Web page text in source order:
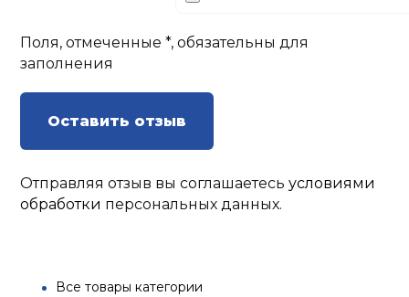
Поля, отмеченные *, обязательны для
заполнения
Оставить отзыв
Отправляя отзыв вы соглашаетесьусловиями
обработки персональных данных.
Все товары категории